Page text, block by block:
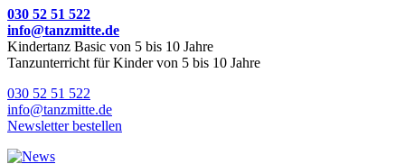
030 52 51 522
info@tanzmitte.de
Kindertanz Basic von 5 bis 10 Jahre
Tanzunterricht für Kinder von 5 bis 10 Jahre
030 52 51 522
info@tanzmitte.de
Newsletter bestellen